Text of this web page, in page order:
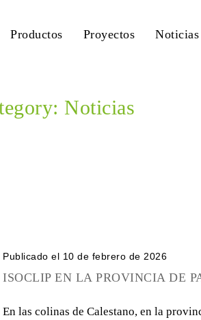
Productos Proyectos Noticias
Noticias
Publicado el 10 de febrero de 2026
ISOCLIP EN LA PROVINCIA DE
En las colinas de Calestano, en la